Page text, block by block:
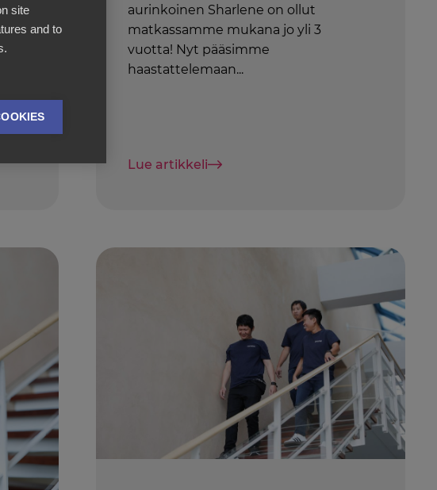
aurinkoinen Sharlene on ollut
matkassamme mukana jo yli 3
vuotta! Nyt pääsimme
haastattelemaan...
Lue artikkeli
site
and to